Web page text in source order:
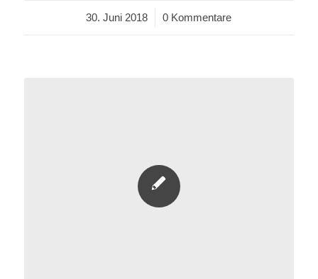
30. Juni 2018
/ 0 Kommentare